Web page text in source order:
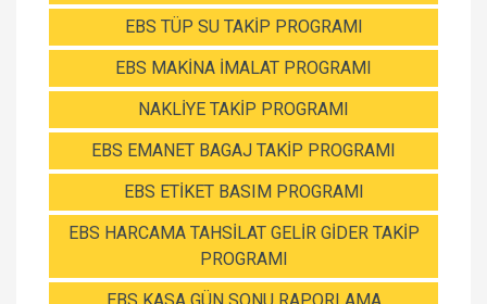
EBS TÜP SU TAKİP PROGRAMI
EBS MAKİNA İMALAT PROGRAMI
NAKLİYE TAKİP PROGRAMI
EBS EMANET BAGAJ TAKİP PROGRAMI
EBS ETİKET BASIM PROGRAMI
EBS HARCAMA TAHSİLAT GELİR GİDER TAKİP
PROGRAMI